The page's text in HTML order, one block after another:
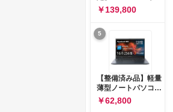
ー 83K9003JJP ノー
トPC
ソコン Vivobook 15
M1502NAQ 15.6イ
ンチ AMD Ryzen 7
170 メモリ16GB
SSD 512GB
Microsoft 365
Personal (24か月版)
搭載 Windows 11 重
量1.7kg Wi-Fi 6E ク
ワイエットブルー
M1502NAQ-
￥139,800
5
【整備済み品】軽量
薄型ノートパソコン
dynabook G83 ■
13.3型
￥62,800